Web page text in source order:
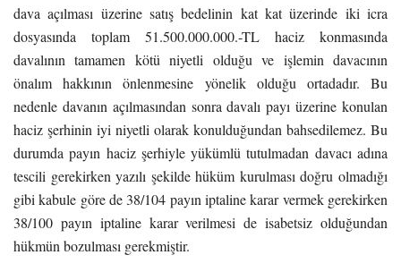
dava açılması üzerine satış bedelinin kat kat üzerinde iki icra
dosyasında toplam 51.500.000.000.-TL haciz konmasında
davalının tamamen kötü niyetli olduğu ve işlemin davacının
önalım hakkının önlenmesine yönelik olduğu ortadadır. Bu
nedenle davanın açılmasından sonra davalı payı üzerine konulan
haciz şerhinin iyi niyetli olarak konulduğundan bahsedilemez. Bu
durumda payın haciz şerhiyle yükümlü tutulmadan davacı adına
tescili gerekirken yazılı şekilde hüküm kurulması doğru olmadığı
gibi kabule göre de 38/104 payın iptaline karar vermek gerekirken
38/100 payın iptaline karar verilmesi de isabetsiz olduğundan
hükmün bozulması gerekmiştir.